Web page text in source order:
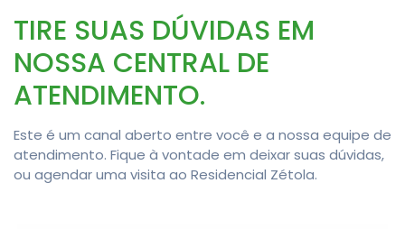
TIRE SUAS DÚVIDAS EM
NOSSA CENTRAL DE
ATENDIMENTO.
Este é um canal aberto entre você e a nossa equipe de
atendimento. Fique à vontade em deixar suas dúvidas,
ou agendar uma visita ao Residencial Zétola.